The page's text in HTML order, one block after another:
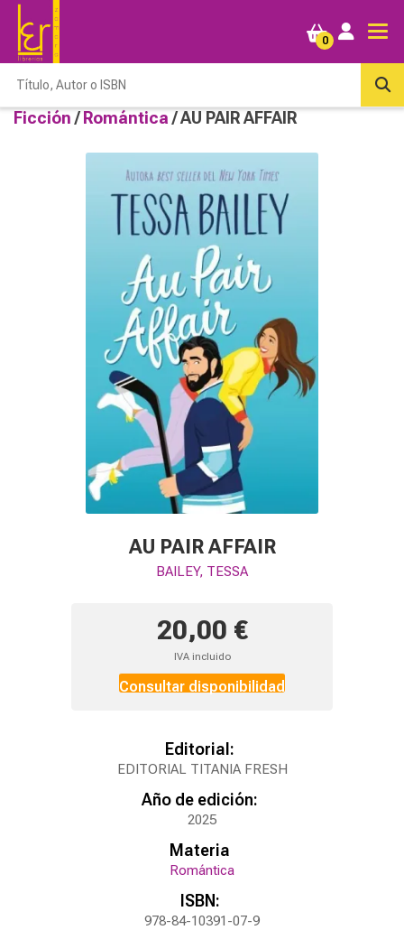
0
Ficción / Romántica / AU PAIR AFFAIR
AU PAIR AFFAIR
BAILEY, TESSA
20,00 €
IVA incluido
Consultar disponibilidad
Editorial:
EDITORIAL TITANIA FRESH
Año de edición:
2025
Materia
Romántica
ISBN:
978-84-10391-07-9